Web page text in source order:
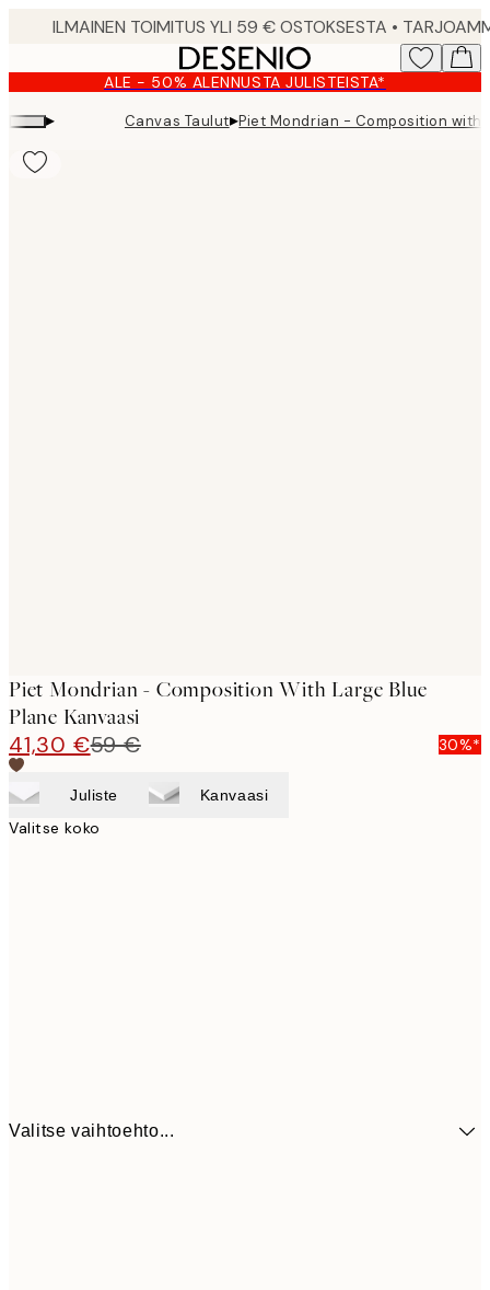
content.
ALE - 50% ALENNUSTA JULISTEISTA*
▸ Canvas Taulut▸Piet Mondrian - Composition with
Piet Mondrian - Composition With Large Blue
Plane Kanvaasi
41,30 €59 € 30%*
Juliste Kanvaasi
Valitse koko
Valitse vaihtoehto...